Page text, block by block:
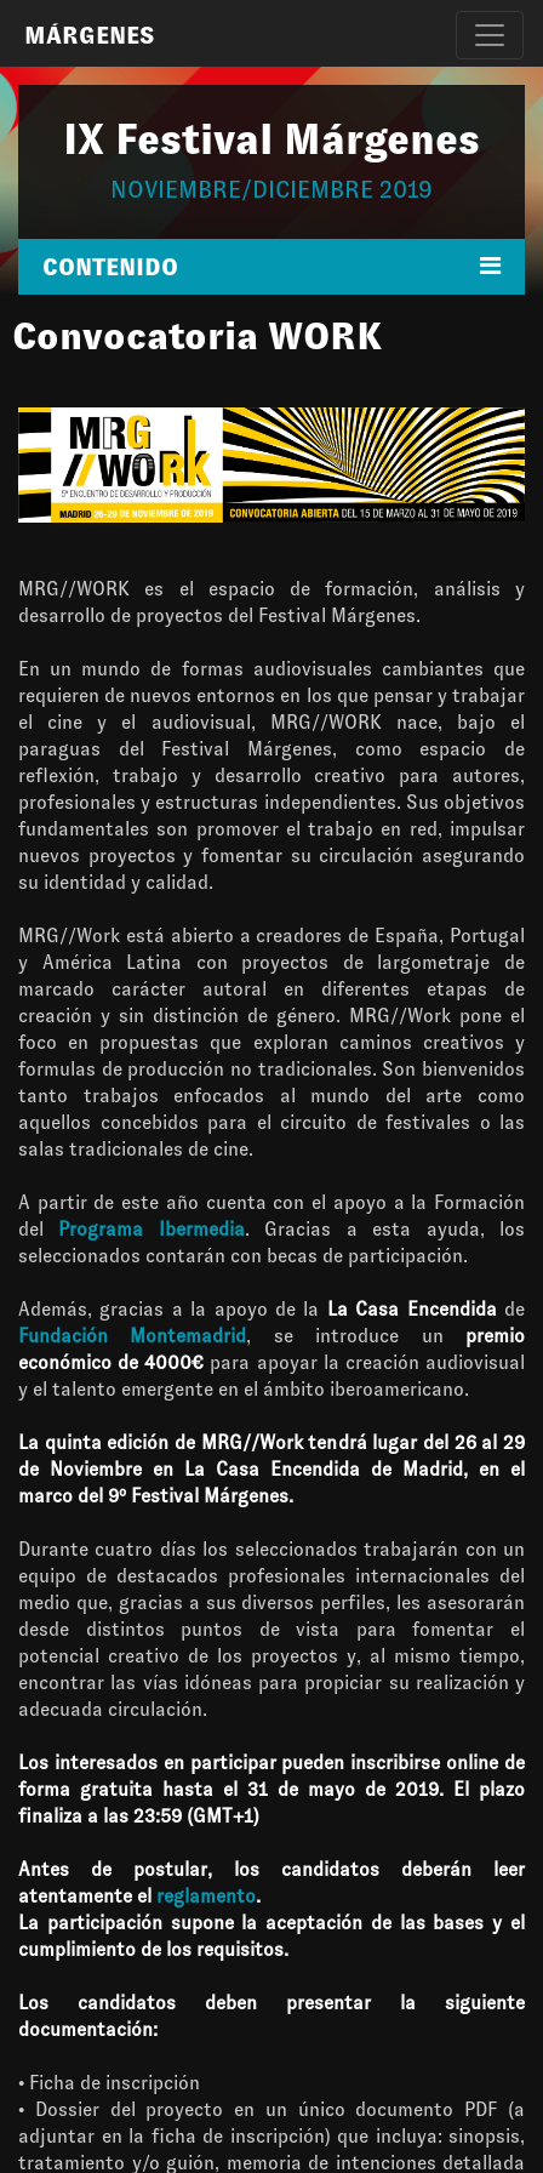
MÁRGENES
IX Festival Márgenes
NOVIEMBRE/DICIEMBRE 2019
CONTENIDO
Convocatoria WORK
MRG//WORK es el espacio de formación, análisis y
desarrollo de proyectos del Festival Márgenes.
En un mundo de formas audiovisuales cambiantes que
requieren de nuevos entornos en los que pensar y trabajar
el cine y el audiovisual, MRG//WORK nace, bajo el
paraguas del Festival Márgenes, como espacio de
reflexión, trabajo y desarrollo creativo para autores,
profesionales y estructuras independientes. Sus objetivos
fundamentales son promover el trabajo en red, impulsar
nuevos proyectos y fomentar su circulación asegurando
su identidad y calidad.
MRG//Work está abierto a creadores de España, Portugal
y América Latina con proyectos de largometraje de
marcado carácter autoral en diferentes etapas de
creación y sin distinción de género. MRG//Work pone el
foco en propuestas que exploran caminos creativos y
formulas de producción no tradicionales. Son bienvenidos
tanto trabajos enfocados al mundo del arte como
aquellos concebidos para el circuito de festivales o las
salas tradicionales de cine.
A partir de este año cuenta con el apoyo a la Formación
del
Programa Ibermedia. Gracias a esta ayuda, los
seleccionados contarán con becas de participación.
Además, gracias a la apoyo de la La Casa Encendida de
Fundación Montemadrid, se introduce un premio
económico de 4000€ para apoyar la creación audiovisual
y el talento emergente en el ámbito iberoamericano.
La quinta edición de MRG//Work tendrá lugar del 26 al 29
de Noviembre en La Casa Encendida de Madrid, en el
marco del 9º Festival Márgenes.
Durante cuatro días los seleccionados trabajarán con un
equipo de destacados profesionales internacionales del
medio que, gracias a sus diversos perfiles, les asesorarán
desde distintos puntos de vista para fomentar el
potencial creativo de los proyectos y, al mismo tiempo,
encontrar las vías idóneas para propiciar su realización y
adecuada circulación.
Los interesados en participar pueden inscribirse online de
forma gratuita hasta el 31 de mayo de 2019. El plazo
finaliza a las 23:59 (GMT+1)
Antes de postular, los candidatos deberán leer
atentamente el reglamento.
La participación supone la aceptación de las bases y el
cumplimiento de los requisitos.
Los candidatos deben presentar la siguiente
documentación:
• Ficha de inscripción
• Dossier del proyecto en un único documento PDF (a
adjuntar en la ficha de inscripción) que incluya: sinopsis,
tratamiento y/o guión, memoria de intenciones detallada